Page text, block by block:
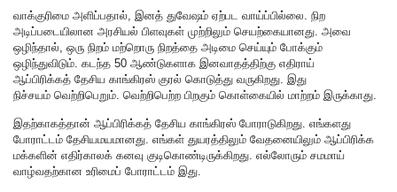
வாக்குரிமை அளிப்பதால், இனத் துவேஷம் ஏற்பட வாய்ப்பில்லை. நிற
அடிப்படையிலான அரசியல் பிளவுகள் முற்றிலும் செயற்கையானது. அவை
ஒழிந்தால், ஒரு நிறம் மற்றொரு நிறத்தை அடிமை செய்யும் போக்கும்
ஒழிந்துவிடும். கடந்த 50 ஆண்டுகளாக இனவாதத்திற்கு எதிராய்
ஆப்பிரிக்கத் தேசிய காங்கிரஸ் குரல் கொடுத்து வருகிறது. இது
நிச்சயம் வெற்றிபெறும். வெற்றிபெற்ற பிறகும் கொள்கையில் மாற்றம் இருக்காது.
இதற்காகத்தான் ஆப்பிரிக்கத் தேசிய காங்கிரஸ் போராடுகிறது. எங்களது
போராட்டம் தேசியமயமானது. எங்கள் துயரத்திலும் வேதனையிலும் ஆப்பிரிக்க
மக்களின் எதிர்காலக் கனவு குடிகொண்டிருக்கிறது. எல்லோரும் சமமாய்
வாழ்வதற்கான உரிமைப் போராட்டம் இது.